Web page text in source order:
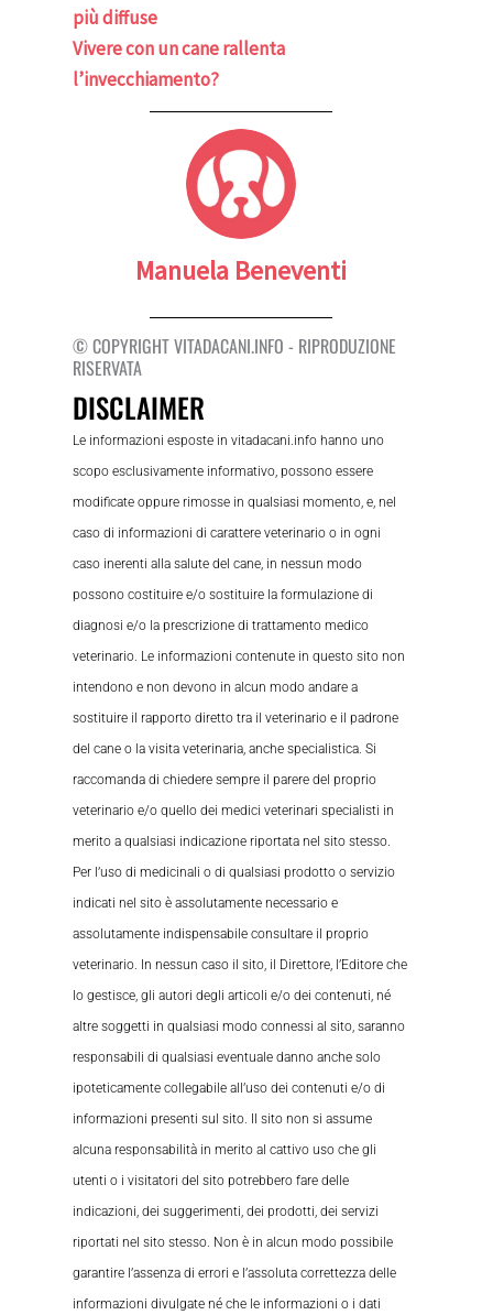
più diffuse
Vivere con un cane rallenta
l’invecchiamento?
Manuela Beneventi
© COPYRIGHT VITADACANI.INFO - RIPRODUZIONE
RISERVATA
DISCLAIMER
Le informazioni esposte in vitadacani.info hanno uno
scopo esclusivamente informativo, possono essere
modificate oppure rimosse in qualsiasi momento, e, nel
caso di informazioni di carattere veterinario o in ogni
caso inerenti alla salute del cane, in nessun modo
possono costituire e/o sostituire la formulazione di
diagnosi e/o la prescrizione di trattamento medico
veterinario. Le informazioni contenute in questo sito non
intendono e non devono in alcun modo andare a
sostituire il rapporto diretto tra il veterinario e il padrone
del cane o la visita veterinaria, anche specialistica. Si
raccomanda di chiedere sempre il parere del proprio
veterinario e/o quello dei medici veterinari specialisti in
merito a qualsiasi indicazione riportata nel sito stesso.
Per l’uso di medicinali o di qualsiasi prodotto o servizio
indicati nel sito è assolutamente necessario e
assolutamente indispensabile consultare il proprio
veterinario. In nessun caso il sito, il Direttore, l’Editore che
lo gestisce, gli autori degli articoli e/o dei contenuti, né
altre soggetti in qualsiasi modo connessi al sito, saranno
responsabili di qualsiasi eventuale danno anche solo
ipoteticamente collegabile all’uso dei contenuti e/o di
informazioni presenti sul sito. Il sito non si assume
alcuna responsabilità in merito al cattivo uso che gli
utenti o i visitatori del sito potrebbero fare delle
indicazioni, dei suggerimenti, dei prodotti, dei servizi
riportati nel sito stesso. Non è in alcun modo possibile
garantire l’assenza di errori e l’assoluta correttezza delle
informazioni divulgate né che le informazioni o i dati